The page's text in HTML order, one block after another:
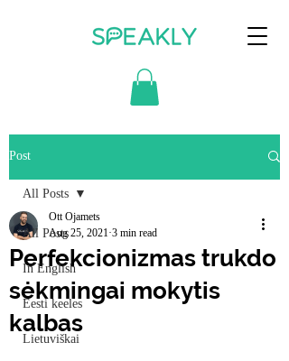
Post
All Posts
In English
Eesti keeles
Lietuviškai
All Posts
Perfekcionizmas trukdo
sėkmingai mokytis
kalbas
Ott Ojamets
Aug 25, 20213 min read